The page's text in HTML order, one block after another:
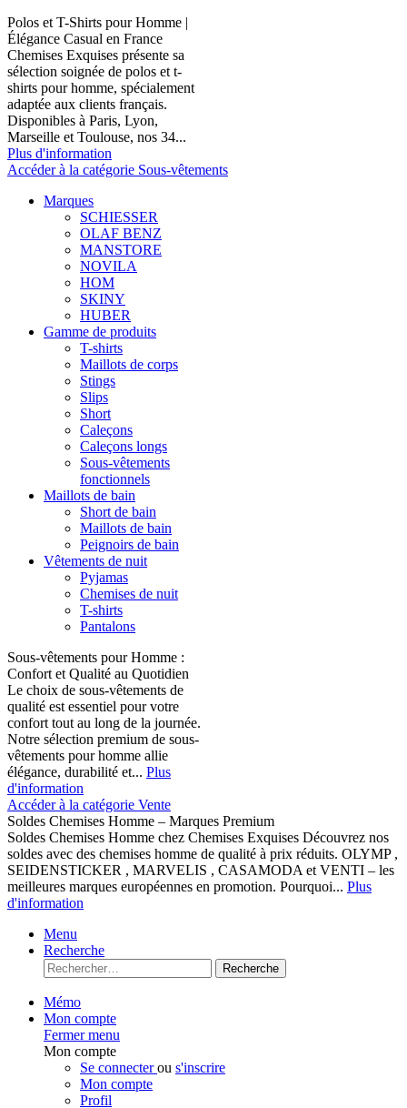
Polos et T-Shirts pour Homme |
Élégance Casual en France
Chemises Exquises présente sa
sélection soignée de polos et t-
shirts pour homme, spécialement
adaptée aux clients français.
Disponibles à Paris, Lyon,
Marseille et Toulouse, nos 34...
Plus d'information
Accéder à la catégorie Sous-vêtements
Marques
SCHIESSER
OLAF BENZ
MANSTORE
NOVILA
HOM
SKINY
HUBER
Gamme de produits
T-shirts
Maillots de corps
Stings
Slips
Short
Caleçons
Caleçons longs
Sous-vêtements
fonctionnels
Maillots de bain
Short de bain
Maillots de bain
Peignoirs de bain
Vêtements de nuit
Pyjamas
Chemises de nuit
T-shirts
Pantalons
Sous-vêtements pour Homme :
Confort et Qualité au Quotidien
Le choix de sous-vêtements de
qualité est essentiel pour votre
confort tout au long de la journée.
Notre sélection premium de sous-
vêtements pour homme allie
élégance, durabilité et... Plus
d'information
Accéder à la catégorie Vente
Soldes Chemises Homme – Marques Premium
Soldes Chemises Homme chez Chemises Exquises Découvrez nos
soldes avec des chemises homme de qualité à prix réduits. OLYMP ,
SEIDENSTICKER , MARVELIS , CASAMODA et VENTI – les
meilleures marques européennes en promotion. Pourquoi... Plus
d'information
Menu
Recherche
Recherche
Mémo
Mon compte
Fermer menu
Mon compte
Se connecterou s'inscrire
Mon compte
Profil